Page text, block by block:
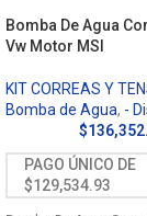
Bomba De Agua
Vw Motor MSI
KIT CORREAS Y
Bomba de Agua, -
$